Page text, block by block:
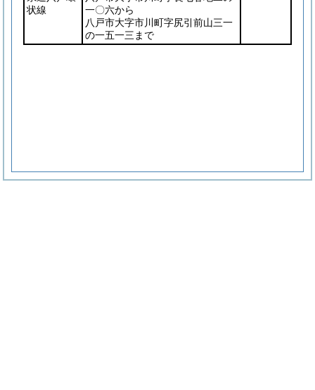
状線
一〇六から
八戸市大字市川町字尻引前山三一
の一五一三まで